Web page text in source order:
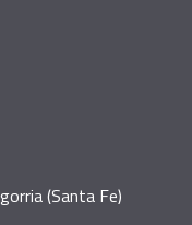
(Santa Fe)